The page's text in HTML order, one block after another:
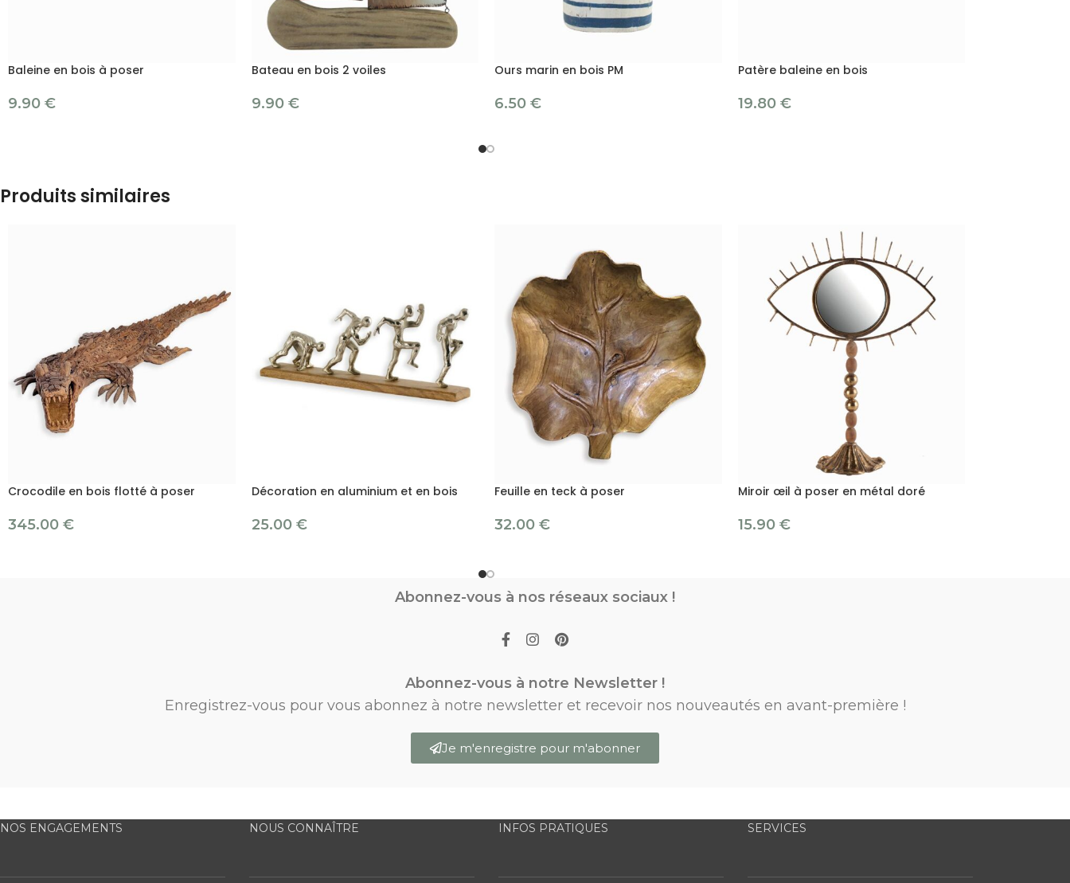
Baleine en bois à poser
9.90 €
Bateau en bois 2 voiles
9.90 €
Ours marin en bois PM
6.50 €
Patère baleine en bois
19.80 €
Produits similaires
Crocodile en bois flotté à poser
345.00 €
Décoration en aluminium et en bois
25.00 €
Feuille en teck à poser
32.00 €
Miroir œil à poser en métal doré
15.90 €
Abonnez-vous à nos réseaux sociaux !
Abonnez-vous à notre Newsletter !
Enregistrez-vous pour vous abonnez à notre newsletter et recevoir nos nouveautés en avant-première !
Je m'enregistre pour m'abonner
NOS ENGAGEMENTS NOUS CONNAÎTRE INFOS PRATIQUES SERVICES